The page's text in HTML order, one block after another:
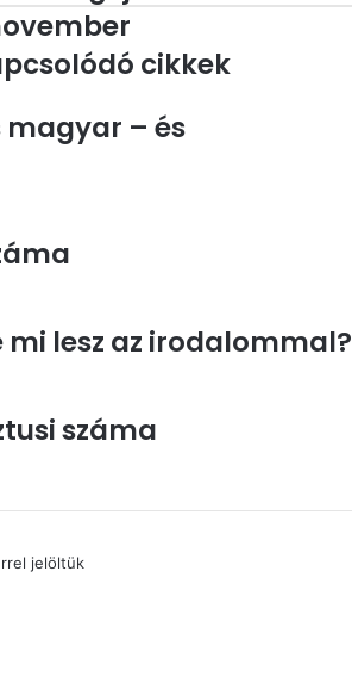
cikkek
magyar – és
mi lesz az irodalommal?
száma
jelöltük